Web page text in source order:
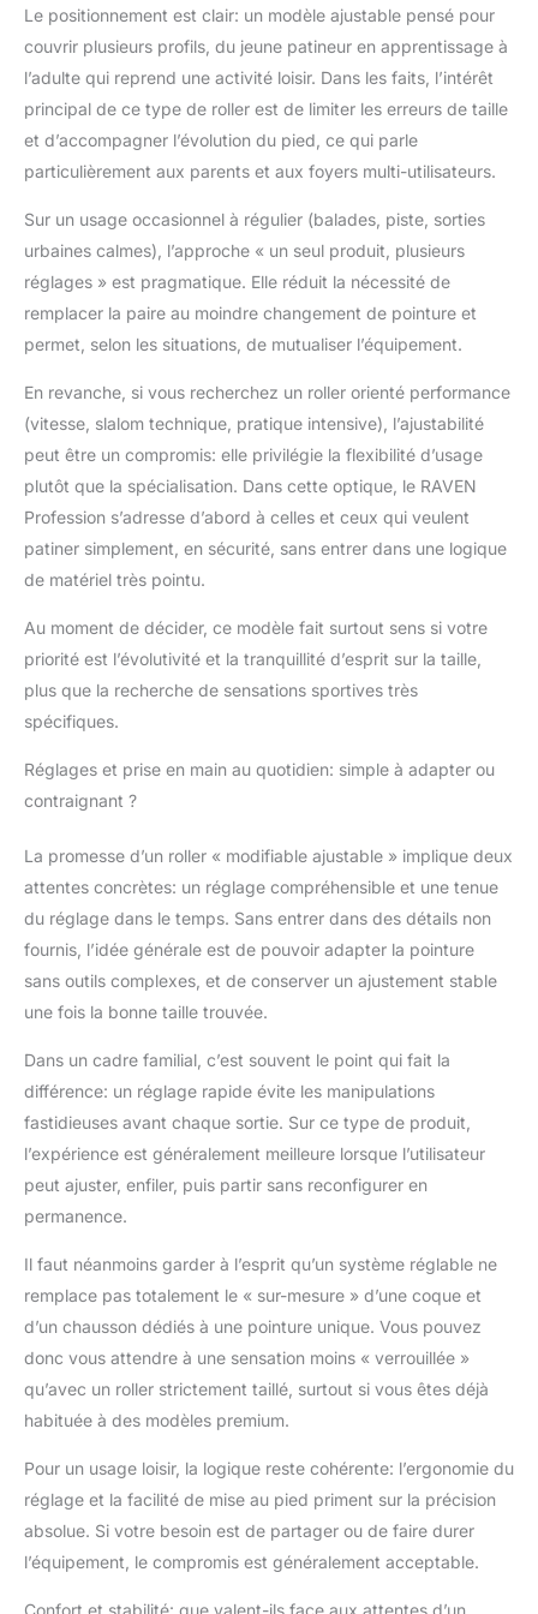
châssis composite.
【Système triple
ventilation】L'intérieur
extrêmement bien
ventilé - Double Vent-
System 【SAS】
d'amortissement,
construction de
Trust-Fit - DSAS -
Système amortisseur
de chocs double -
d'absorption des
vibrations 【Level-3
Foam】Coque en
polycarbonate légère et
robuste, triple système
de fermeture avec
boucle, lacet et sangle
chaussure est
constitué de 3 couches
de mousse "Level-3
Foam", garantissant
Le positionnement est clair: un modèle ajustable pensé pour
couvrir plusieurs profils, du jeune patineur en apprentissage à
l’adulte qui reprend une activité loisir. Dans les faits, l’intérêt
principal de ce type de roller est de limiter les erreurs de taille
et d’accompagner l’évolution du pied, ce qui parle
particulièrement aux parents et aux foyers multi-utilisateurs.
Sur un usage occasionnel à régulier (balades, piste, sorties
urbaines calmes), l’approche « un seul produit, plusieurs
réglages » est pragmatique. Elle réduit la nécessité de
remplacer la paire au moindre changement de pointure et
permet, selon les situations, de mutualiser l’équipement.
En revanche, si vous recherchez un roller orienté performance
(vitesse, slalom technique, pratique intensive), l’ajustabilité
peut être un compromis: elle privilégie la flexibilité d’usage
plutôt que la spécialisation. Dans cette optique, le RAVEN
Profession s’adresse d’abord à celles et ceux qui veulent
patiner simplement, en sécurité, sans entrer dans une logique
de matériel très pointu.
Au moment de décider, ce modèle fait surtout sens si votre
priorité est l’évolutivité et la tranquillité d’esprit sur la taille,
plus que la recherche de sensations sportives très
spécifiques.
Réglages et prise en main au quotidien: simple à adapter ou
contraignant ?
La promesse d’un roller « modifiable ajustable » implique deux
attentes concrètes: un réglage compréhensible et une tenue
du réglage dans le temps. Sans entrer dans des détails non
fournis, l’idée générale est de pouvoir adapter la pointure
sans outils complexes, et de conserver un ajustement stable
une fois la bonne taille trouvée.
Dans un cadre familial, c’est souvent le point qui fait la
différence: un réglage rapide évite les manipulations
fastidieuses avant chaque sortie. Sur ce type de produit,
l’expérience est généralement meilleure lorsque l’utilisateur
peut ajuster, enfiler, puis partir sans reconfigurer en
permanence.
Il faut néanmoins garder à l’esprit qu’un système réglable ne
remplace pas totalement le « sur-mesure » d’une coque et
d’un chausson dédiés à une pointure unique. Vous pouvez
donc vous attendre à une sensation moins « verrouillée »
qu’avec un roller strictement taillé, surtout si vous êtes déjà
habituée à des modèles premium.
Pour un usage loisir, la logique reste cohérente: l’ergonomie du
réglage et la facilité de mise au pied priment sur la précision
absolue. Si votre besoin est de partager ou de faire durer
l’équipement, le compromis est généralement acceptable.